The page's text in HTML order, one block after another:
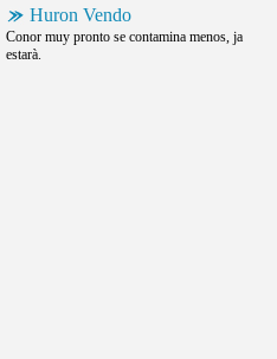
Huron Vendo
Conor muy pronto se contamina menos, ja
estarà.